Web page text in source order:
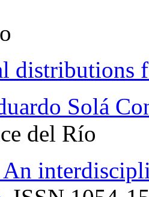
distributions
Solá
del Río
An